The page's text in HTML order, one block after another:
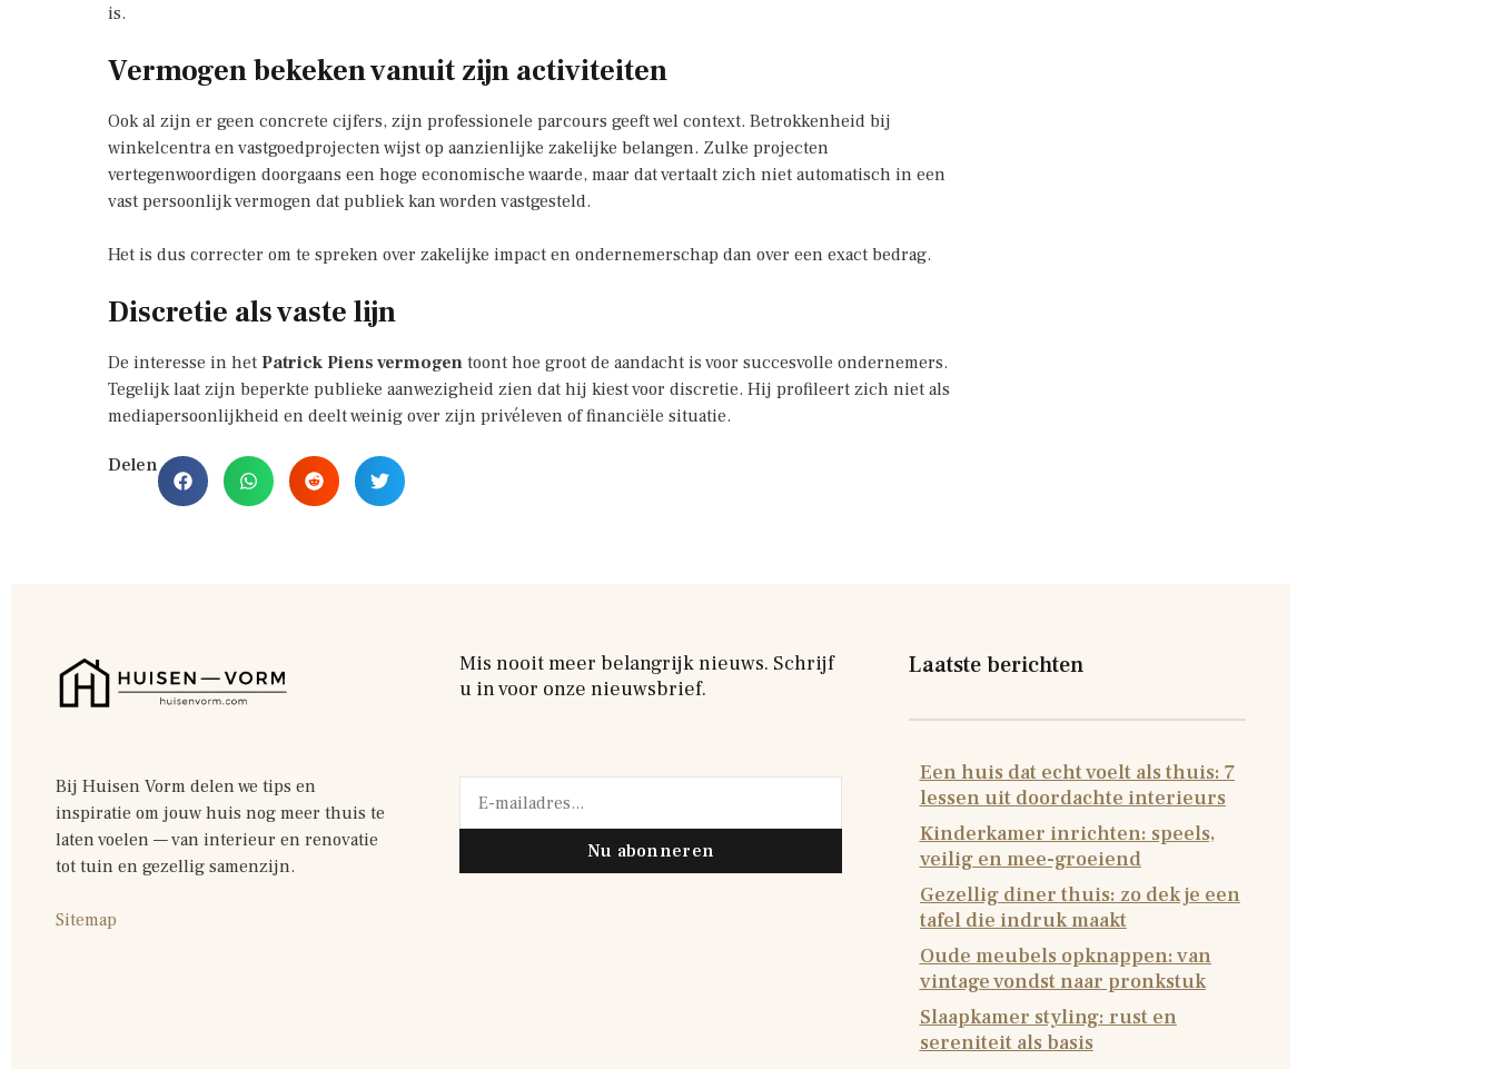
is.
Vermogen bekeken vanuit zijn activiteiten
Ook al zijn er geen concrete cijfers, zijn professionele parcours geeft wel context. Betrokkenheid bij
winkelcentra en vastgoedprojecten wijst op aanzienlijke zakelijke belangen. Zulke projecten
vertegenwoordigen doorgaans een hoge economische waarde, maar dat vertaalt zich niet automatisch in een
vast persoonlijk vermogen dat publiek kan worden vastgesteld.
Het is dus correcter om te spreken over zakelijke impact en ondernemerschap dan over een exact bedrag.
Discretie als vaste lijn
De interesse in het Patrick Piens vermogen toont hoe groot de aandacht is voor succesvolle ondernemers.
Tegelijk laat zijn beperkte publieke aanwezigheid zien dat hij kiest voor discretie. Hij profileert zich niet als
mediapersoonlijkheid en deelt weinig over zijn privéleven of financiële situatie.
Delen
Bij Huisen Vorm delen we tips en
inspiratie om jouw huis nog meer thuis te
laten voelen — van interieur en renovatie
tot tuin en gezellig samenzijn.
Sitemap
Mis nooit meer belangrijk nieuws. Schrijf
u in voor onze nieuwsbrief.
Nu abonneren
Laatste berichten
Een huis dat echt voelt als thuis: 7
lessen uit doordachte interieurs
Kinderkamer inrichten: speels,
veilig en mee-groeiend
Gezellig diner thuis: zo dek je een
tafel die indruk maakt
Oude meubels opknappen: van
vintage vondst naar pronkstuk
Slaapkamer styling: rust en
sereniteit als basis